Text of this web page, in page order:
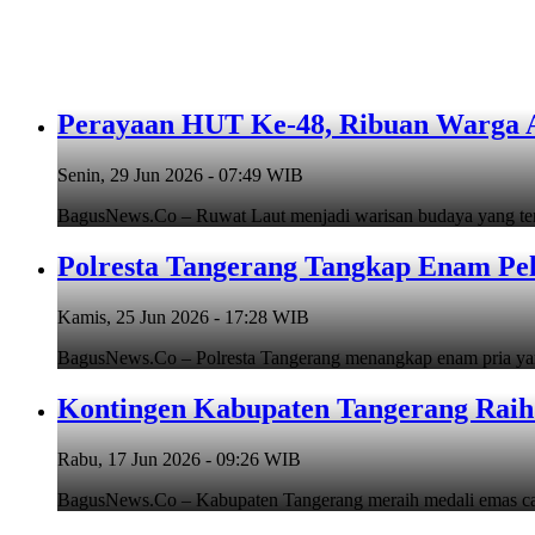
Perayaan HUT Ke-48, Ribuan
Senin, 29 Jun 2026 - 07:49 WIB
BagusNews.Co – Ruwat Laut menjadi warisan budaya yang
Polresta Tangerang Tangkap Enam
Kamis, 25 Jun 2026 - 17:28 WIB
BagusNews.Co – Polresta Tangerang menangkap enam pria
Kontingen Kabupaten Tangerang
Rabu, 17 Jun 2026 - 09:26 WIB
BagusNews.Co – Kabupaten Tangerang meraih medali